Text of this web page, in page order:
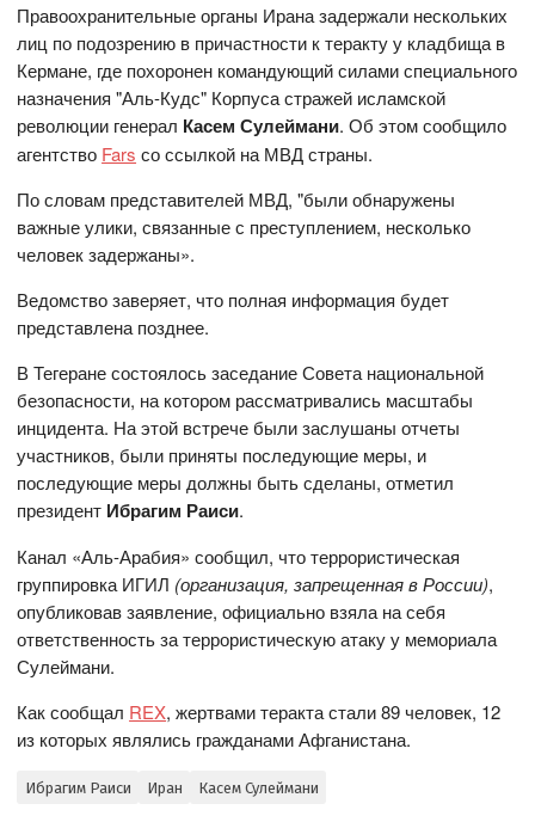
Правоохранительные органы Ирана задержали нескольких
лиц по подозрению в причастности к теракту у кладбища в
Кермане, где похоронен командующий силами специального
назначения "Аль-Кудс" Корпуса стражей исламской
революции генерал Касем Сулеймани. Об этом сообщило
агентство Fars со ссылкой на МВД страны.
По словам представителей МВД, "были обнаружены
важные улики, связанные с преступлением, несколько
человек задержаны».
Ведомство заверяет, что полная информация будет
представлена позднее.
В Тегеране состоялось заседание Совета национальной
безопасности, на котором рассматривались масштабы
инцидента. На этой встрече были заслушаны отчеты
участников, были приняты последующие меры, и
последующие меры должны быть сделаны, отметил
президент Ибрагим Раиси.
Канал «Аль-Арабия» сообщил, что террористическая
группировка ИГИЛ (организация, запрещенная в России),
опубликовав заявление, официально взяла на себя
ответственность за террористическую атаку у мемориала
Сулеймани.
Как сообщал REX, жертвами теракта стали 89 человек, 12
из которых являлись гражданами Афганистана.
Ибрагим Раиси Иран Касем Сулеймани